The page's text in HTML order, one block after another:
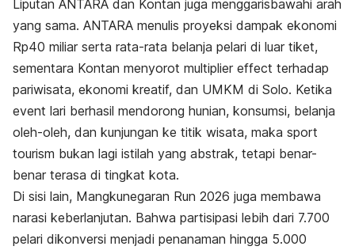
Liputan ANTARA dan Kontan juga menggarisbawahi arah
yang sama. ANTARA menulis proyeksi dampak ekonomi
Rp40 miliar serta rata-rata belanja pelari di luar tiket,
sementara Kontan menyorot multiplier effect terhadap
pariwisata, ekonomi kreatif, dan UMKM di Solo. Ketika
event lari berhasil mendorong hunian, konsumsi, belanja
oleh-oleh, dan kunjungan ke titik wisata, maka sport
tourism bukan lagi istilah yang abstrak, tetapi benar-
benar terasa di tingkat kota.
Di sisi lain, Mangkunegaran Run 2026 juga membawa
narasi keberlanjutan. Bahwa partisipasi lebih dari 7.700
pelari dikonversi menjadi penanaman hingga 5.000